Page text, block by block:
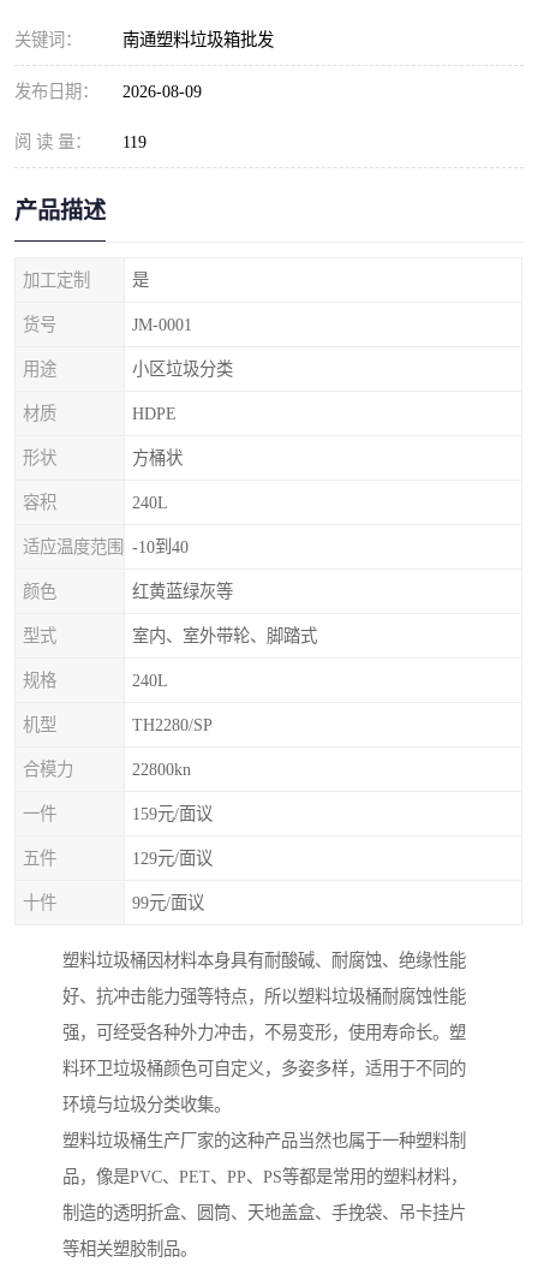
关键词： 南通塑料垃圾箱批发
发布日期： 2026-08-09
阅 读 量： 119
产品描述
加工定制 是
货号 JM-0001
用途 小区垃圾分类
材质 HDPE
形状 方桶状
容积 240L
适应温度范围 -10到40
颜色 红黄蓝绿灰等
型式 室内、室外带轮、脚踏式
规格 240L
机型 TH2280/SP
合模力 22800kn
一件 159元/面议
五件 129元/面议
十件 99元/面议
塑料垃圾桶因材料本身具有耐酸碱、耐腐蚀、绝缘性能
好、抗冲击能力强等特点，所以塑料垃圾桶耐腐蚀性能
强，可经受各种外力冲击，不易变形，使用寿命长。塑
料环卫垃圾桶颜色可自定义，多姿多样，适用于不同的
环境与垃圾分类收集。
塑料垃圾桶生产厂家的这种产品当然也属于一种塑料制
品，像是PVC、PET、PP、PS等都是常用的塑料材料，
制造的透明折盒、圆筒、天地盖盒、手挽袋、吊卡挂片
等相关塑胶制品。